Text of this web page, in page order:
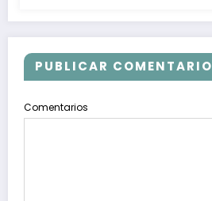
PUBLICAR COMENTARIO
Comentarios